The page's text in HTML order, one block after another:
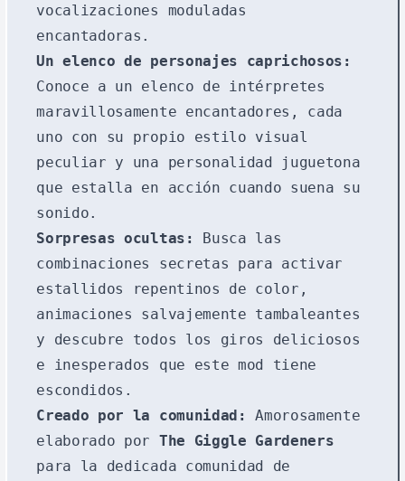
vocalizaciones moduladas
encantadoras.
Un elenco de personajes caprichosos:
Conoce a un elenco de intérpretes
maravillosamente encantadores, cada
uno con su propio estilo visual
peculiar y una personalidad juguetona
que estalla en acción cuando suena su
sonido.
Sorpresas ocultas:
Busca las
combinaciones secretas para activar
estallidos repentinos de color,
animaciones salvajemente tambaleantes
y descubre todos los giros deliciosos
e inesperados que este mod tiene
escondidos.
Creado por la comunidad:
Amorosamente
elaborado por The Giggle Gardeners
para la dedicada comunidad de